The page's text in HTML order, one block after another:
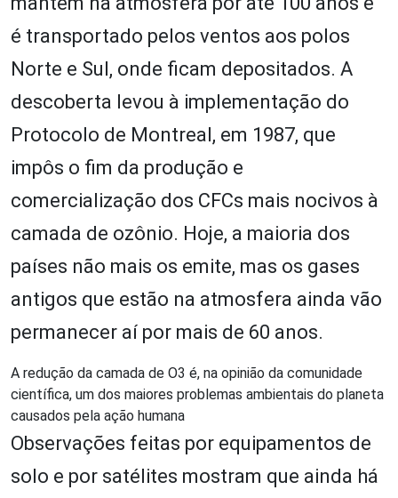
é transportado pelos ventos aos polos
Norte e Sul, onde ficam depositados. A
descoberta levou à implementação do
Protocolo de Montreal, em 1987, que
impôs o fim da produção e
comercialização dos CFCs mais nocivos à
camada de ozônio. Hoje, a maioria dos
países não mais os emite, mas os gases
antigos que estão na atmosfera ainda vão
permanecer aí por mais de 60 anos.
A redução da camada de O3 é, na opinião da comunidade
científica, um dos maiores problemas ambientais do planeta
causados pela ação humana
Observações feitas por equipamentos de
solo e por satélites mostram que ainda há